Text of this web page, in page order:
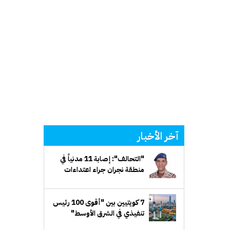
آخر الأخبار
"التحالف": إصابة 11 مدنياً في
منطقة نجران جراء اعتداءات
7 كويتيين بين "أقوى 100 رئيس
تنفيذي في الشرق الأوسط"